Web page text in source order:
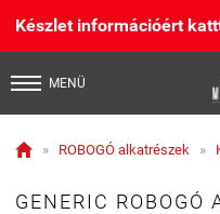
Készlet információért
MENÜ
 » ROBOGÓ alkatrészek »
GENERIC ROBOGÓ